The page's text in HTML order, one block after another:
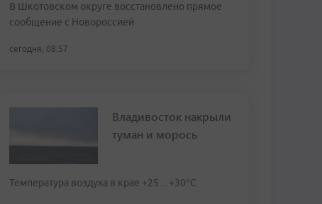
В Шкотовском округе восстановлено прямое
сообщение с Новороссией
сегодня, 08:57
Владивосток накрыли
туман и морось
Температура воздуха в крае +25…+30°C